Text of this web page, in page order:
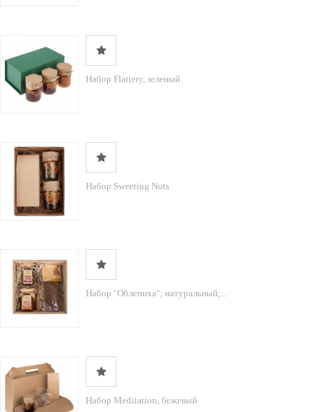
Набор Flattery, зеленый
Набор Sweeting Nuts
Набор "Облепиха"; натуральный;...
Набор Meditation, бежевый